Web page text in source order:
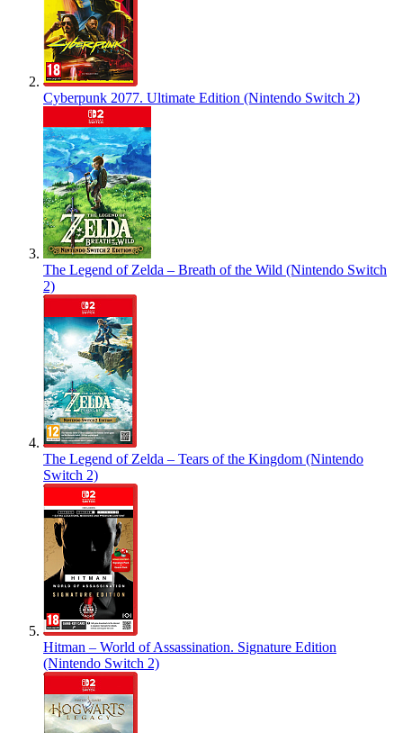
Cyberpunk 2077. Ultimate Edition (Nintendo Switch 2)
The Legend of Zelda – Breath of the Wild (Nintendo Switch
2)
The Legend of Zelda – Tears of the Kingdom (Nintendo
Switch 2)
Hitman – World of Assassination. Signature Edition
(Nintendo Switch 2)